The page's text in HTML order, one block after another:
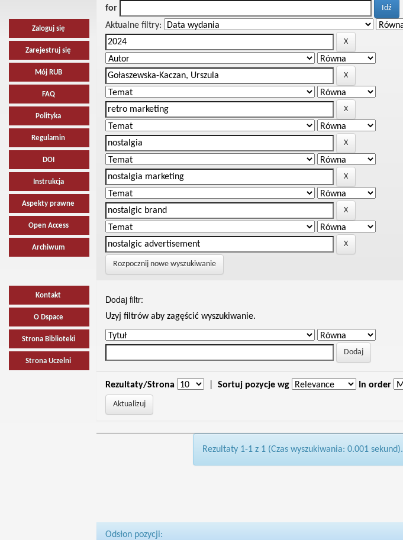
Zaloguj się
Zarejestruj się
Mój RUB
FAQ
Polityka
Regulamin
DOI
Instrukcja
Aspekty prawne
Open Access
Archiwum
Kontakt
O Dspace
Strona Biblioteki
Strona Uczelni
for
Aktualne filtry:
Rozpocznij nowe wyszukiwanie
Dodaj filtr:
Uzyj filtrów aby zagęścić wyszukiwanie.
Rezultaty/Strona Sortuj pozycje wg In order
Rezultaty 1-1 z 1 (Czas wyszukiwania: 0.001 sekund).
Odsłon pozycji: